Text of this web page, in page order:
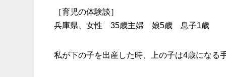
［育児の体験談］
兵庫県、女性 35歳主婦 娘5歳 息子1歳
私が下の子を出産した時、上の子は4歳になる